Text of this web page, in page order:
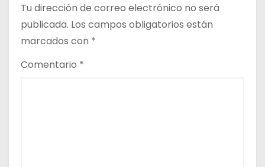
a
s
Tu dirección de correo electrónico no será
publicada. Los campos obligatorios están
marcados con *
Comentario *